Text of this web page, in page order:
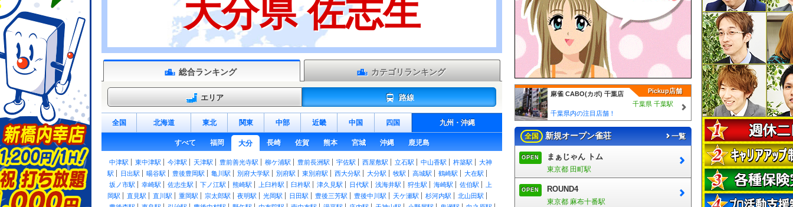
大分県 佐志生
総合ランキング カテゴリランキング
エリア 路線
全国 北海道 東北 関東 中部 近畿 中国 四国 九州 ・ 沖縄
すべて 福岡 大分 長崎 佐賀 熊本 宮城 沖縄 鹿児島
中津駅 東中津駅 今津駅 天津駅 豊前善光寺駅 柳ケ浦駅 豊前長洲駅 宇佐駅 西屋敷駅 立石駅 中山香駅 杵築駅
大神
駅
日出駅 暘谷駅 豊後豊岡駅 亀川駅 別府大学駅 別府駅 東別府駅 西大分駅 大分駅 牧駅 高城駅 鶴崎駅
大在駅
坂ノ市駅
幸崎駅 佐志生駅 下ノ江駅 熊崎駅 上臼杵駅 臼杵駅 津久見駅 日代駅 浅海井駅 狩生駅 海崎駅 佐伯駅
上
岡駅
直見駅 直川駅 重岡駅 宗太郎駅 夜明駅 光岡駅 日田駅 豊後三芳駅 豊後中川駅 天ケ瀬駅 杉河内駅
北山田駅
Pickup店舗
麻雀 CABO(カボ) 千葉店
千葉県 千葉駅
千葉県内の注目店舗！
全国 新規オープン雀荘 一覧
OPEN まぁじゃん トム
東京都 田町駅
OPEN ROUND4
東京都 麻布十番駅